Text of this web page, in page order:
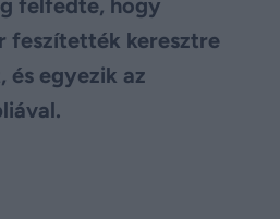
felfedte, hogy
feszítették keresztre
és egyezik az